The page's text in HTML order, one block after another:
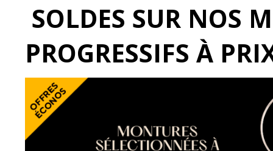
SOLDES SUR NOS
PROGRESSIFS À